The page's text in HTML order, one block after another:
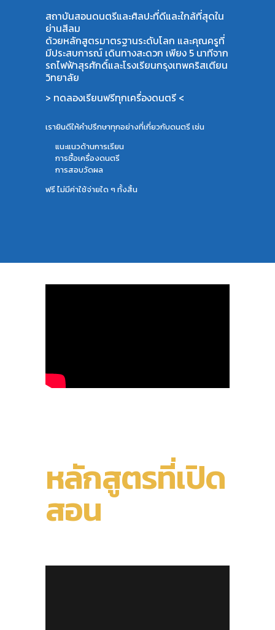
สถาบันสอนดนตรีและศิลปะที่ดีและใกล้ที่สุดใน
ย่านสีลม
ด้วยหลักสูตรมาตรฐานระดับโลก และคุณครูที่
มีประสบการณ์ เดินทางสะดวก เพียง 5 นาทีจาก
รถไฟฟ้าสุรศักดิ์และโรงเรียนกรุงเทพคริสเตียน
วิทยาลัย
> ทดลองเรียนฟรีทุกเครื่องดนตรี <
เรายินดีให้คำปรึกษาทุกอย่างที่เกี่ยวกับดนตรี เช่น
แนะแนวด้านการเรียน
การซื้อเครื่องดนตรี
การสอบวัดผล
ฟรี ไม่มีค่าใช้จ่ายใด ๆ ทั้งสิ้น
หลักสูตรที่เปิด
สอน